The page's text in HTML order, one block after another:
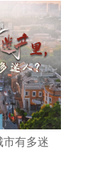
有多迷